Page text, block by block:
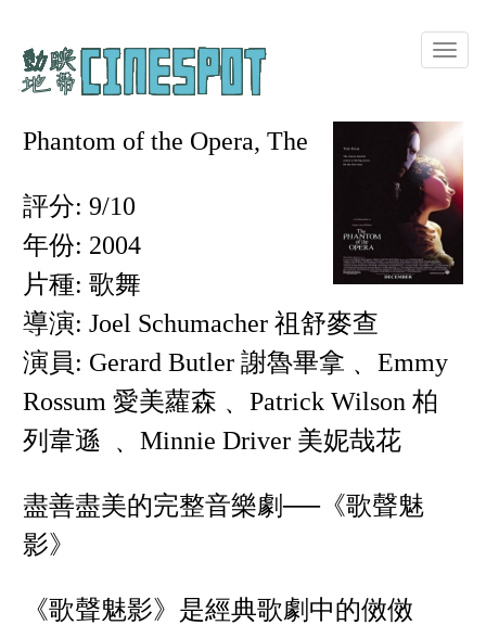
Toggle
Phantom of the Opera, The
評分: 9/10
年份: 2004
片種: 歌舞
導演: Joel Schumacher 祖舒麥查
演員: Gerard Butler 謝魯畢拿﹑ Emmy
Rossum 愛美蘿森﹑ Patrick Wilson 柏
列韋遜 ﹑ Minnie Driver 美妮哉花
盡善盡美的完整音樂劇──《歌聲魅
影》
《歌聲魅影》是經典歌劇中的傚傚